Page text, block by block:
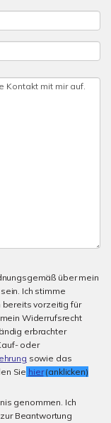
über mein
Ich stimme
bereits vorzeitig für
Widerrufsrecht
erbrachter
oder
sowie das
Sie hier(anklicken)
genommen. Ich
Beantwortung